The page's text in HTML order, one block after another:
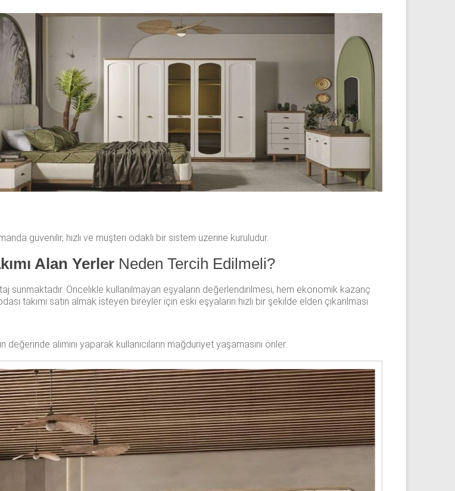
güvenilir, hızlı ve müşteri odaklı bir sistem üzerine kuruludur.
Alan Yerler Neden Tercih Edilmeli?
sunmaktadır. Öncelikle kullanılmayan eşyaların değerlendirilmesi, hem ekonomik kazanç
takımı satın almak isteyen bireyler için eski eşyaların hızlı bir şekilde elden çıkarılması
değerinde alımını yaparak kullanıcıların mağduriyet yaşamasını önler.